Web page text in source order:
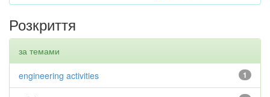
Розкриття
за темами
1
engineering activities